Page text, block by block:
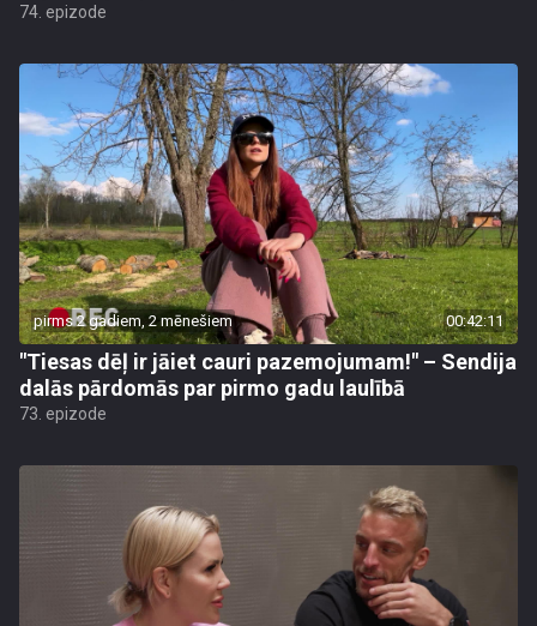
74. epizode
pirms 2 gadiem, 2 mēnešiem 00:42:11
"Tiesas dēļ ir jāiet cauri pazemojumam!" – Sendija
dalās pārdomās par pirmo gadu laulībā
73. epizode